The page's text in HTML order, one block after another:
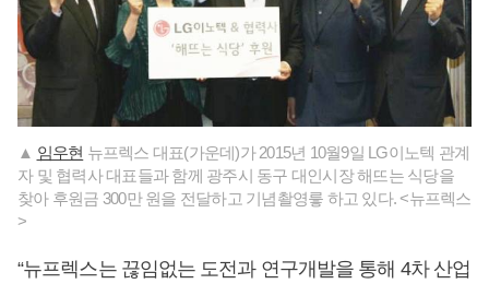
▲ 임우현 뉴프렉스 대표(가운데)가 2015년 10월9일 LG이노텍 관계
자 및 협력사 대표들과 함께 광주시 동구 대인시장 해뜨는 식당을
찾아 후원금 300만 원을 전달하고 기념촬영릏 하고 있다. <뉴프렉스
>
“뉴프렉스는 끊임없는 도전과 연구개발을 통해 4차 산업